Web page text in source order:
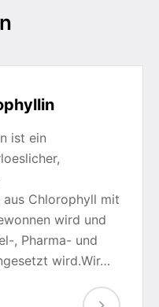
ist ein
Chlorophyll mit
wird und
, Pharma- und
wird.Wir…